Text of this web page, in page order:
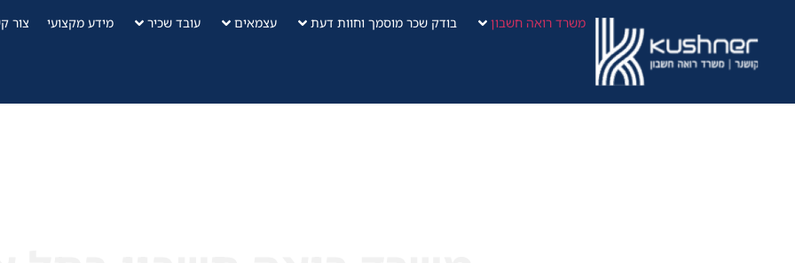
משרד רואה חשבון בודק שכר מוסמך וחוות דעת עצמאים עובד שכיר מידע מקצועי צור